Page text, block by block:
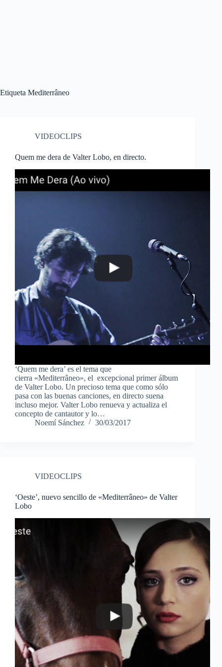
Etiqueta Mediterrâneo
VIDEOCLIPS
Quem me dera de Valter Lobo, en directo.
‘Quem me dera’ es el tema que
cierra «Mediterrâneo», el excepcional primer álbum
de Valter Lobo. Un precioso tema que como sólo
pasa con las buenas canciones, en directo suena
incluso mejor. Valter Lobo renueva y actualiza el
concepto de cantautor y lo…
Noemí Sánchez
30/03/2017
VIDEOCLIPS
‘Oeste’, nuevo sencillo de «Mediterrâneo» de Valter
Lobo